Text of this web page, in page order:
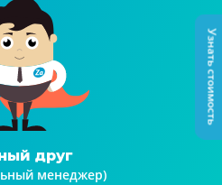
друг
менеджер)
Узнать стоимость